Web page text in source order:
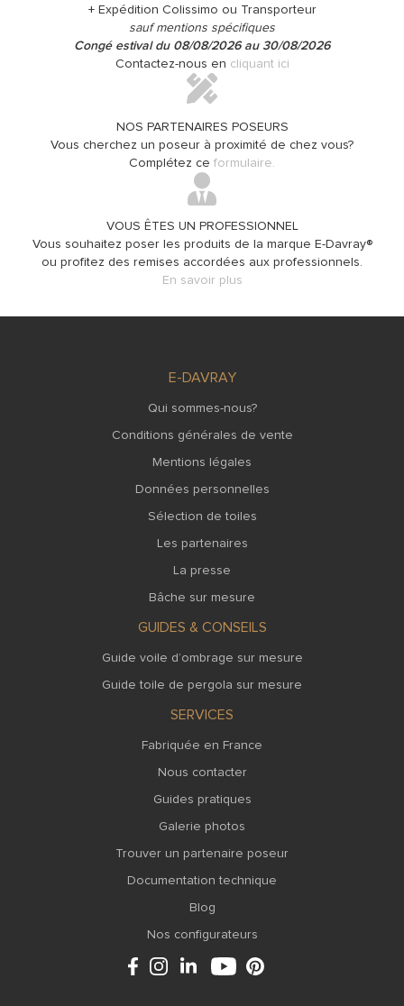
+ Expédition Colissimo ou Transporteur
sauf mentions spécifiques
Congé estival du 08/08/2026 au 30/08/2026
Contactez-nous en cliquant ici
NOS PARTENAIRES POSEURS
Vous cherchez un poseur à proximité de chez vous?
Complétez ce formulaire.
VOUS ÊTES UN PROFESSIONNEL
Vous souhaitez poser les produits de la marque E-Davray®
ou profitez des remises accordées aux professionnels.
En savoir plus
E-DAVRAY
Qui sommes-nous?
Conditions générales de vente
Mentions légales
Données personnelles
Sélection de toiles
Les partenaires
La presse
Bâche sur mesure
GUIDES & CONSEILS
Guide voile d’ombrage sur mesure
Guide toile de pergola sur mesure
SERVICES
Fabriquée en France
Nous contacter
Guides pratiques
Galerie photos
Trouver un partenaire poseur
Documentation technique
Blog
Nos configurateurs